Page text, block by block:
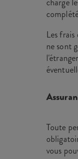
Les
ne sont
Toute
vous